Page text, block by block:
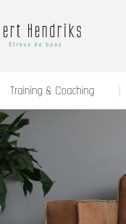
Training & Coaching